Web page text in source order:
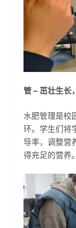
管 – 茁壮生长
水肥管理是校
环。学生们将
导率，调整营
得充足的营养。